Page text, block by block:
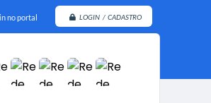
no portal LOGIN / CADASTRO